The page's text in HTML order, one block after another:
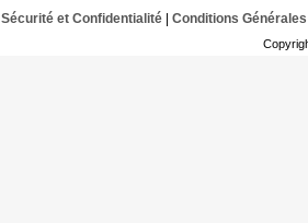
Sécurité et Confidentialité| Conditions Générales